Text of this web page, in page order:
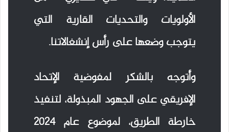
الأولويات والتحديات القارية التي
يتوجب وضعها على رأس إنشغالاتنا.
وأتوجه بالشكر لمفوضية الإتحاد
الإفريقي على الجهود المبذولة، لتنفيذ
خارطة الطريق، لموضوع عام 2024